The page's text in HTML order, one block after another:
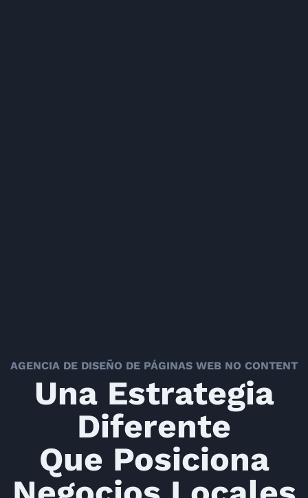
AGENCIA DE DISEÑO DE PÁGINAS WEB NO CONTENT
Una Estrategia
Diferente
Que Posiciona